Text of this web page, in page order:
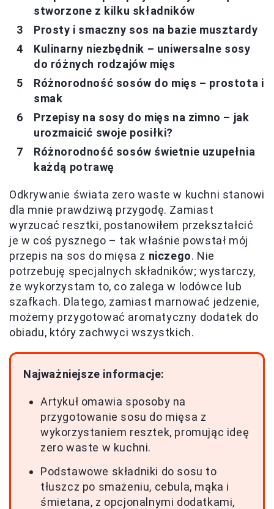
stworzone z kilku składników
Prosty i smaczny sos na bazie musztardy
Kulinarny niezbędnik – uniwersalne sosy
do różnych rodzajów mięs
Różnorodność sosów do mięs – prostota i
smak
Przepisy na sosy do mięs na zimno – jak
urozmaicić swoje posiłki?
Różnorodność sosów świetnie uzupełnia
każdą potrawę
Odkrywanie świata zero waste w kuchni stanowi
dla mnie prawdziwą przygodę. Zamiast
wyrzucać resztki, postanowiłem przekształcić
je w coś pysznego – tak właśnie powstał mój
przepis na sos do mięsa z niczego. Nie
potrzebuję specjalnych składników; wystarczy,
że wykorzystam to, co zalega w lodówce lub
szafkach. Dlatego, zamiast marnować jedzenie,
możemy przygotować aromatyczny dodatek do
obiadu, który zachwyci wszystkich.
Najważniejsze informacje:
Artykuł omawia sposoby na
przygotowanie sosu do mięsa z
wykorzystaniem resztek, promując ideę
zero waste w kuchni.
Podstawowe składniki do sosu to
tłuszcz po smażeniu, cebula, mąka i
śmietana, z opcjonalnymi dodatkami,